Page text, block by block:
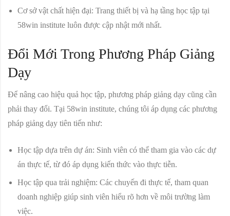
Cơ sở vật chất hiện đại: Trang thiết bị và hạ tầng học tập tại
58win institute luôn được cập nhật mới nhất.
Đổi Mới Trong Phương Pháp Giảng
Dạy
Để nâng cao hiệu quả học tập, phương pháp giảng dạy cũng cần
phải thay đổi. Tại 58win institute, chúng tôi áp dụng các phương
pháp giảng dạy tiên tiến như:
Học tập dựa trên dự án: Sinh viên có thể tham gia vào các dự
án thực tế, từ đó áp dụng kiến thức vào thực tiễn.
Học tập qua trải nghiệm: Các chuyến đi thực tế, tham quan
doanh nghiệp giúp sinh viên hiểu rõ hơn về môi trường làm
việc.